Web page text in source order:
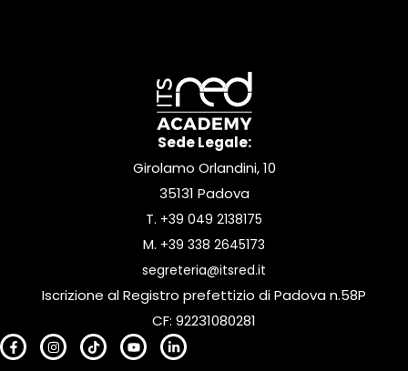
Sede Legale:
Girolamo Orlandini, 10
35131 Padova
T. +39 049 2138175
M. +39 338 2645173
segreteria@itsred.it
Iscrizione al Registro prefettizio di Padova n.58P
CF: 92231080281